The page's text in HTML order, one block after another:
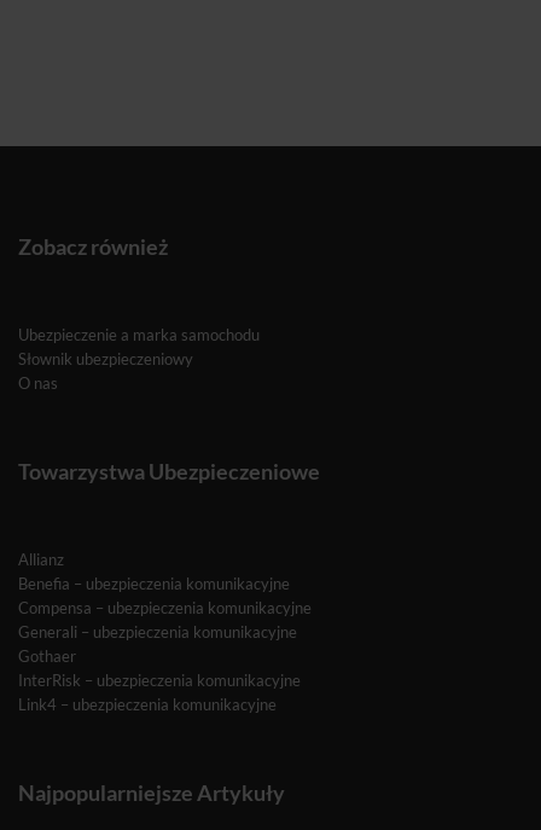
Zobacz również
Ubezpieczenie a marka samochodu
Słownik ubezpieczeniowy
O nas
Towarzystwa Ubezpieczeniowe
Allianz
Benefia – ubezpieczenia komunikacyjne
Compensa – ubezpieczenia komunikacyjne
Generali – ubezpieczenia komunikacyjne
Gothaer
InterRisk – ubezpieczenia komunikacyjne
Link4 – ubezpieczenia komunikacyjne
Najpopularniejsze Artykuły